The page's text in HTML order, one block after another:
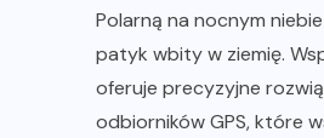
Polarną na nocnym
patyk wbity w ziemię.
oferuje precyzyjne
odbiorników GPS, które